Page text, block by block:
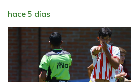
hace 5 días